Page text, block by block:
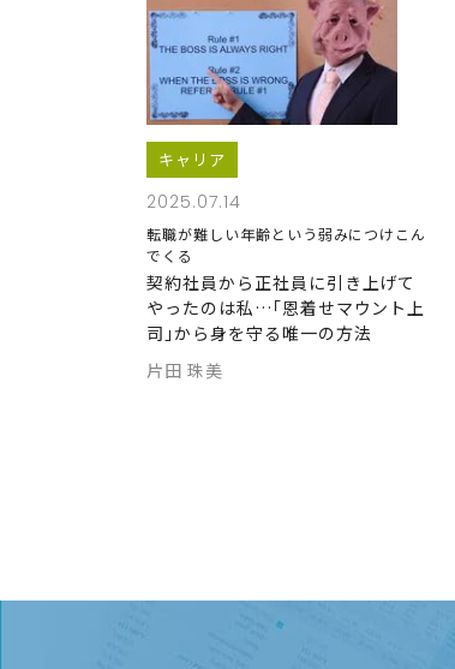
キャリア
2025.07.14
転職が難しい年齢という弱みにつけこん
でくる
契約社員から正社員に引き上げて
やったのは私…｢恩着せマウント上
司｣から身を守る唯一の方法
片田 珠美